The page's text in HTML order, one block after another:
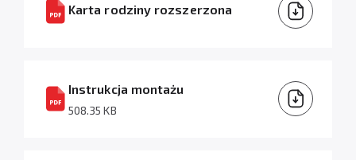
Karta rodziny rozszerzona
Instrukcja montażu
508.35 KB